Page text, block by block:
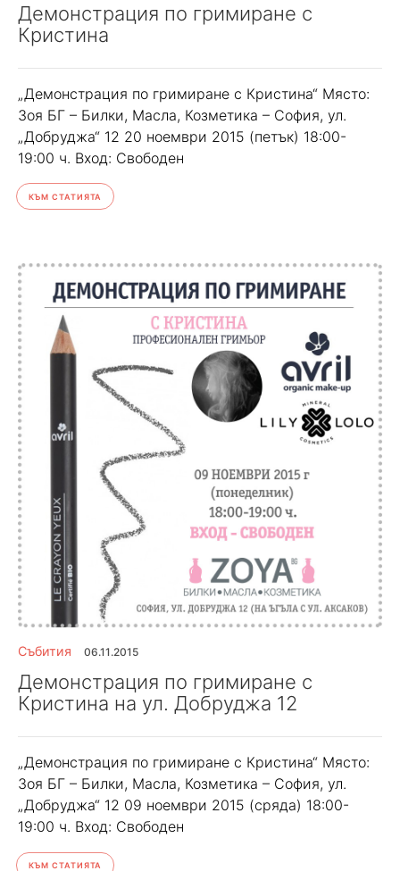
Демонстрация по гримиране с
Кристина
„Демонстрация по гримиране с Кристина“ Място:
Зоя БГ – Билки, Масла, Козметика – София, ул.
„Добруджа“ 12 20 ноември 2015 (петък) 18:00-
19:00 ч. Вход: Свободен
КЪМ СТАТИЯТА
Събития 06.11.2015
Демонстрация по гримиране с
Кристина на ул. Добруджа 12
„Демонстрация по гримиране с Кристина“ Място:
Зоя БГ – Билки, Масла, Козметика – София, ул.
„Добруджа“ 12 09 ноември 2015 (сряда) 18:00-
19:00 ч. Вход: Свободен
КЪМ СТАТИЯТА